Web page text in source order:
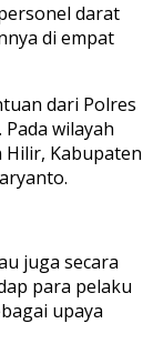
darat
di empat
dari Polres
wilayah
Hilir, Kabupaten
juga secara
para pelaku
upaya